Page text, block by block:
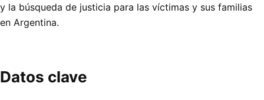
y la búsqueda de justicia para las víctimas y sus familias
en Argentina.
Datos clave